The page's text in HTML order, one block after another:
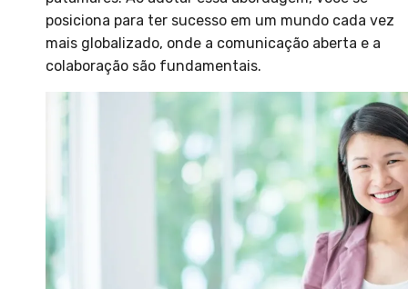
posiciona para ter sucesso em um mundo cada vez
mais globalizado, onde a comunicação aberta e a
colaboração são fundamentais.